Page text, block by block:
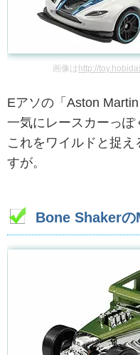
画像は http://
Eアソの「Aston Martin
一気にレースカーっぽ
これをワイルドと捉
すが。
Bone Shaker